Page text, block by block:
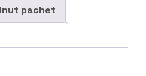
pachet